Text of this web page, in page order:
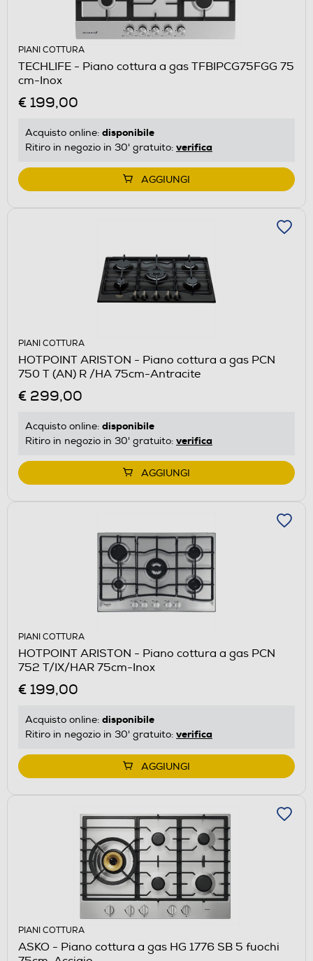
PIANI COTTURA
TECHLIFE - Piano cottura a gas TFBIPCG75FGG 75
cm-Inox
€ 199,00
Acquisto online: disponibile
Ritiro in negozio in 30' gratuito: verifica
AGGIUNGI
PIANI COTTURA
HOTPOINT ARISTON - Piano cottura a gas PCN
750 T (AN) R /HA 75cm-Antracite
€ 299,00
Acquisto online: disponibile
Ritiro in negozio in 30' gratuito: verifica
AGGIUNGI
PIANI COTTURA
HOTPOINT ARISTON - Piano cottura a gas PCN
752 T/IX/HAR 75cm-Inox
€ 199,00
Acquisto online: disponibile
Ritiro in negozio in 30' gratuito: verifica
AGGIUNGI
PIANI COTTURA
ASKO - Piano cottura a gas HG 1776 SB 5 fuochi